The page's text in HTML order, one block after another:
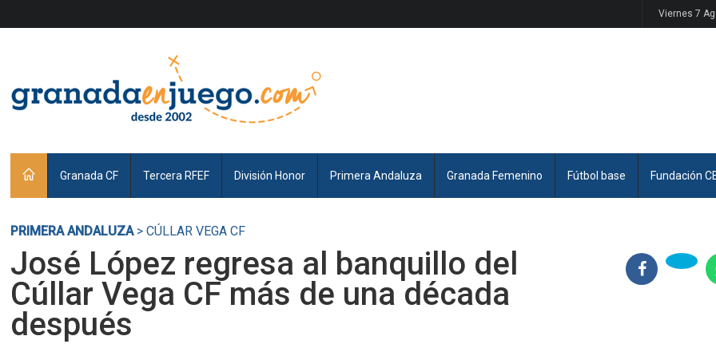
Viernes 7
Granada CF Tercera RFEF División Honor Primera Andaluza Granada Femenino Fútbol base Fundación
PRIMERA ANDALUZA> CÚLLAR VEGA CF
José López regresa al banquillo del
Cúllar Vega CF más de una década
después